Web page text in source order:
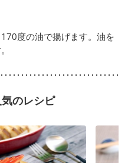
度の油で揚げます。油を
のレシピ